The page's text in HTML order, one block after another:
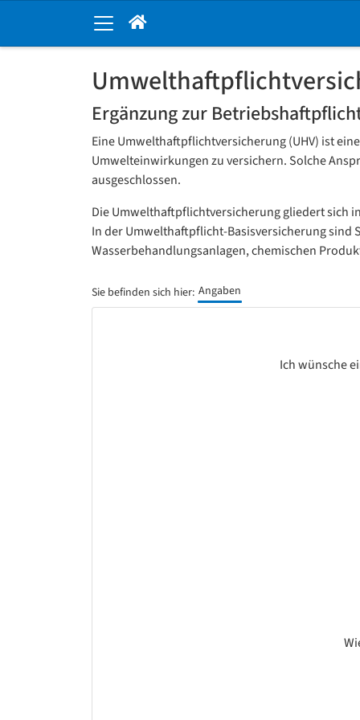
Ergänzung zur
Eine Umwelthaftpflichtversicherung (UHV) ist
Umwelteinwirkungen zu versichern. Solche
ausgeschlossen.
Die Umwelthaftpflichtversicherung gliedert sich
In der Umwelthaftpflicht-Basisversicherung sind
Wasserbehandlungsanlagen, chemischen
Sie befinden sich hier: Angaben
Ich wünsche